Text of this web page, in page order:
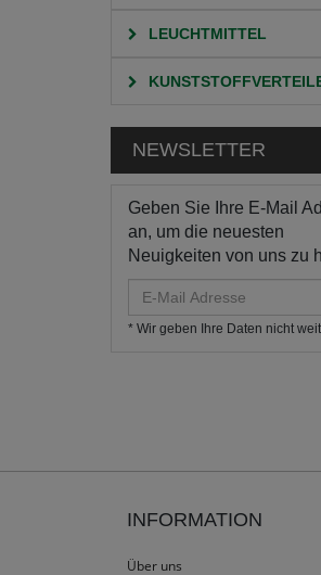
LEUCHTMITTEL
NEWSLETTER
Geben Sie Ihre E-Mail
an, um die neuesten
Neuigkeiten von uns zu
Mail
Adresse
* Wir geben Ihre Daten nicht
INFORMATION
Über uns